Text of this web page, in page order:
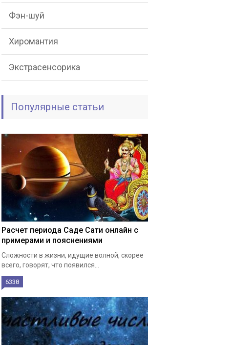
Фэн-шуй
Хиромантия
Экстрасенсорика
Популярные статьи
Расчет периода Саде Сати онлайн с
примерами и пояснениями
Сложности в жизни, идущие волной, скорее
всего, говорят, что появился...
6338